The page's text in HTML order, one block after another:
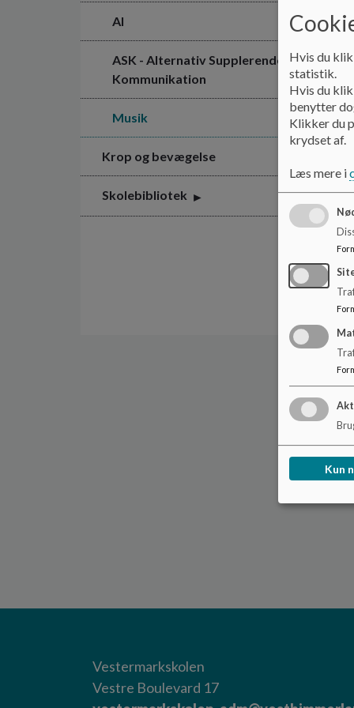
AI
ASK - Alternativ Supplerende
Kommunikation
Musik
Krop og bevægelse
Skolebibliotek
Vestermarkskolen
Vestre Boulevard 17
Hvis du
statistik.
Hvis du
benytter
Klikker du
krydset af.
Læs mere i
Kun